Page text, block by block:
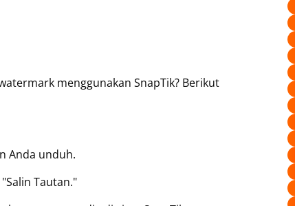
menggunakan SnapTik? Berikut
Anda unduh.
Tautan."